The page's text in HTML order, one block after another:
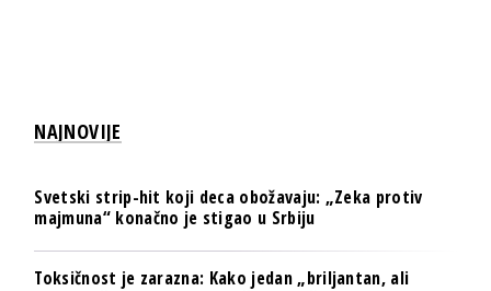
NAJNOVIJE
Svetski strip-hit koji deca obožavaju: „Zeka protiv
majmuna“ konačno je stigao u Srbiju
Toksičnost je zarazna: Kako jedan „briljantan, ali